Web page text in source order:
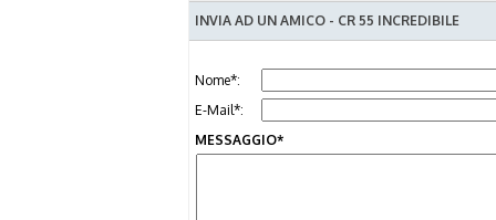
INVIA AD UN AMICO - CR 55 INCREDIBILE
Nome*:
E-Mail*:
MESSAGGIO*